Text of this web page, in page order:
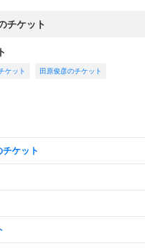
チケット
ケット 田原俊彦のチケット
ケット